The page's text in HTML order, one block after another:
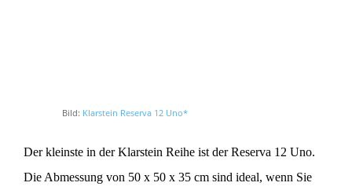
Bild: Klarstein Reserva 12 Uno*
Der kleinste in der Klarstein Reihe ist der Reserva 12 Uno.
Die Abmessung von 50 x 50 x 35 cm sind ideal, wenn Sie